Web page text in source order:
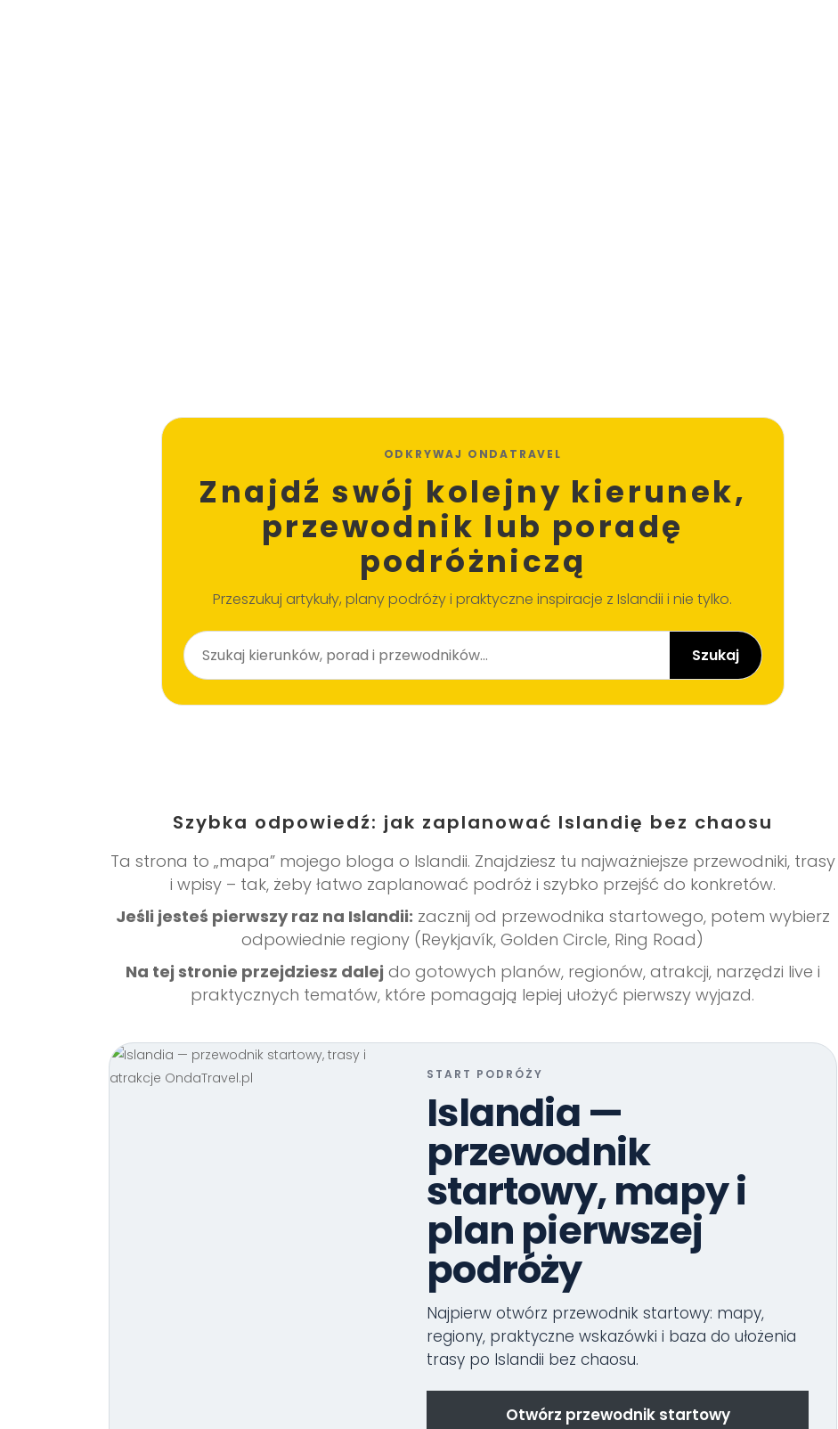
ODKRYWAJ ONDATRAVEL
Znajdź swój kolejny kierunek,
przewodnik lub poradę
podróżniczą
Przeszukuj artykuły, plany podróży i praktyczne inspiracje z Islandii i nie tylko.
Szukaj
Szybka odpowiedź: jak zaplanować Islandię bez chaosu
Ta strona to „mapa” mojego bloga o Islandii. Znajdziesz tu najważniejsze przewodniki, trasy
i wpisy – tak, żeby łatwo zaplanować podróż i szybko przejść do konkretów.
Jeśli jesteś pierwszy raz na Islandii: zacznij od przewodnika startowego, potem wybierz
odpowiednie regiony (Reykjavík, Golden Circle, Ring Road)
Na tej stronie przejdziesz dalej do gotowych planów, regionów, atrakcji, narzędzi live i
praktycznych tematów, które pomagają lepiej ułożyć pierwszy wyjazd.
START PODRÓŻY
Islandia —
przewodnik
startowy, mapy i
plan pierwszej
podróży
Najpierw otwórz przewodnik startowy: mapy,
regiony, praktyczne wskazówki i baza do ułożenia
trasy po Islandii bez chaosu.
Otwórz przewodnik startowy